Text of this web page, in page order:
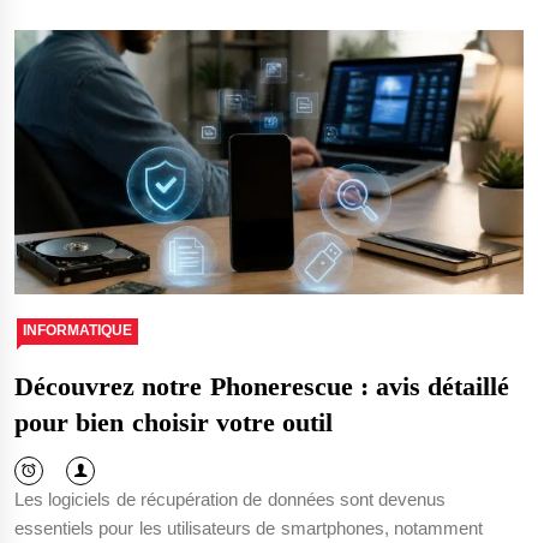
INFORMATIQUE
Découvrez notre Phonerescue : avis détaillé
pour bien choisir votre outil
Les logiciels de récupération de données sont devenus
essentiels pour les utilisateurs de smartphones, notamment